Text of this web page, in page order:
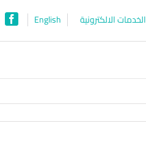
الخدمات الالكترونية English